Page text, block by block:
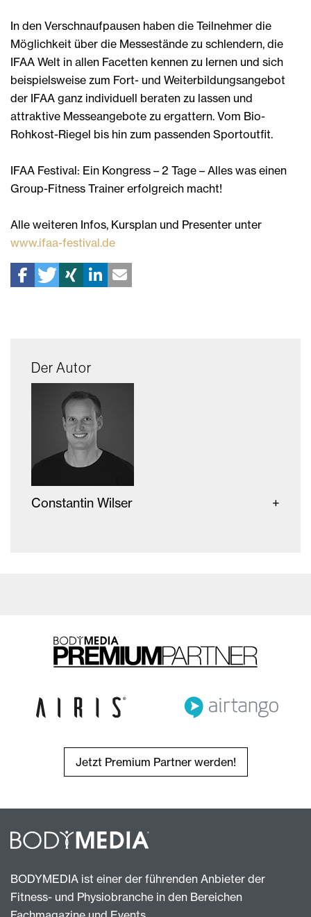
In den Verschnaufpausen haben die Teilnehmer die
Möglichkeit über die Messestände zu schlendern, die
IFAA Welt in allen Facetten kennen zu lernen und sich
beispielsweise zum Fort- und Weiterbildungsangebot
der IFAA ganz individuell beraten zu lassen und
attraktive Messeangebote zu ergattern. Vom Bio-
Rohkost-Riegel bis hin zum passenden Sportoutfit.
IFAA Festival: Ein Kongress – 2 Tage – Alles was einen
Group-Fitness Trainer erfolgreich macht!
Alle weiteren Infos, Kursplan und Presenter unter
www.ifaa-festival.de
Der Autor
Constantin Wilser
Jetzt Premium Partner werden!
BODYMEDIA ist einer der führenden Anbieter der
Fitness- und Physiobranche in den Bereichen